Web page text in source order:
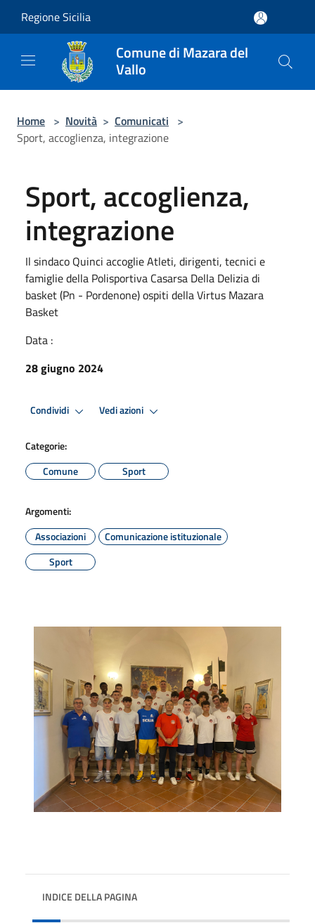
Regione Sicilia
Comune di Mazara del
Vallo
Home > Novità > Comunicati >
Sport, accoglienza, integrazione
Sport, accoglienza,
integrazione
Il sindaco Quinci accoglie Atleti, dirigenti, tecnici e
famiglie della Polisportiva Casarsa Della Delizia di
basket (Pn - Pordenone) ospiti della Virtus Mazara
Basket
Data :
28 giugno 2024
Condividi Vedi azioni
Categorie:
Comune
Sport
Argomenti:
Associazioni
Comunicazione istituzionale
Sport
INDICE DELLA PAGINA